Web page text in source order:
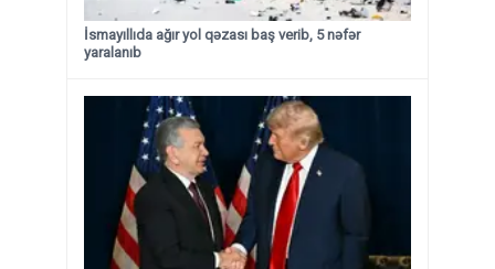
İsmayıllıda ağır yol qəzası baş verib, 5 nəfər
yaralanıb